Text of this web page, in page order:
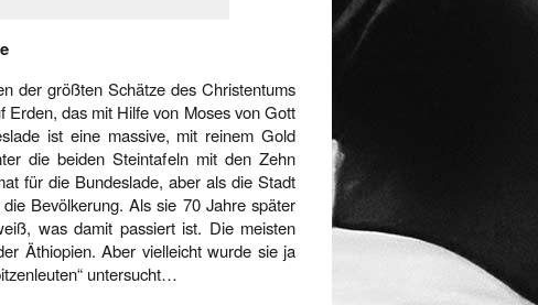
der größten Schätze des Christentums
das mit Hilfe von Moses von Gott
ist eine massive, mit reinem Gold
die beiden Steintafeln mit den Zehn
für die Bundeslade, aber als die Stadt
Bevölkerung. Als sie 70 Jahre später
was damit passiert ist. Die meisten
Äthiopien. Aber vielleicht wurde sie ja
untersucht…